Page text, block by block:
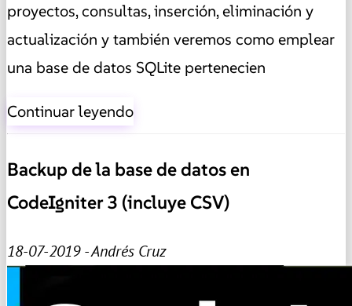
proyectos, consultas, inserción, eliminación y
actualización y también veremos como emplear
una base de datos SQLite pertenecien
Continuar leyendo
Backup de la base de datos en
CodeIgniter 3 (incluye CSV)
18-07-2019 - Andrés Cruz